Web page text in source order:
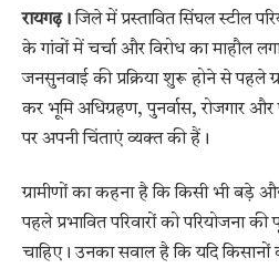
रायगढ़। जिले में प्रस्तावित सिंघल स्टील
के गांवों में चर्चा और विरोध का माहौल
जनसुनवाई की प्रक्रिया शुरू होने से पहले
कर भूमि अधिग्रहण, पुनर्वास, रोजगार और
पर अपनी चिंताएं व्यक्त की हैं।
ग्रामीणों का कहना है कि किसी भी बड़े
पहले प्रभावित परिवारों को परियोजना की
चाहिए। उनका सवाल है कि यदि किसानों